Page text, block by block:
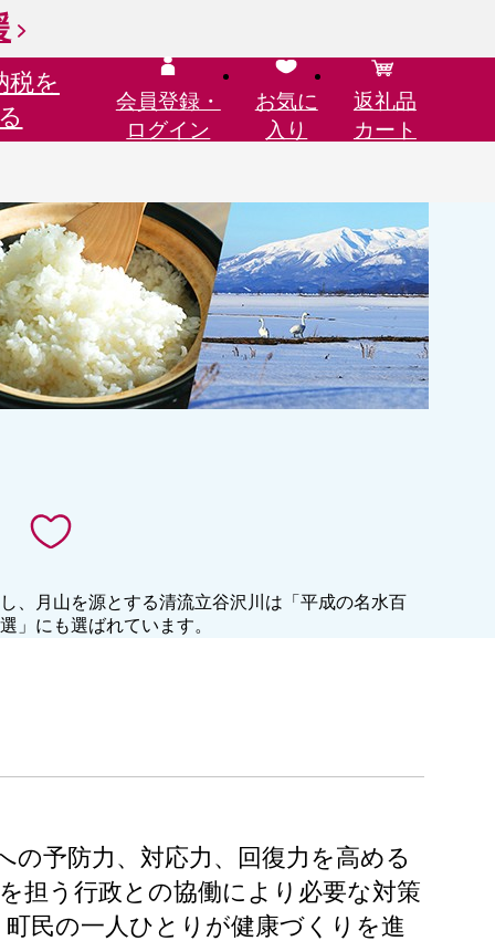
税を
会員登録・
ログイン
お気に
入り
返礼品
カート
、月山を源とする清流立谷沢川は「平成の名水百
」にも選ばれています。
予防力、対応力、回復力を高める
担う行政との協働により必要な対策
民の一人ひとりが健康づくりを進